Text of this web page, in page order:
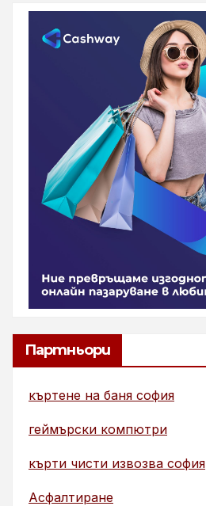
Партньори
къртене на баня софия
геймърски компютри
кърти чисти извозва софия
Асфалтиране